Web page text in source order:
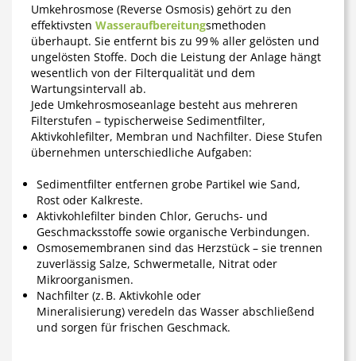
Umkehrosmose (Reverse Osmosis) gehört zu den
effektivsten Wasseraufbereitungsmethoden
überhaupt. Sie entfernt bis zu 99 % aller gelösten und
ungelösten Stoffe. Doch die Leistung der Anlage hängt
wesentlich von der Filterqualität und dem
Wartungsintervall ab.
Jede Umkehrosmoseanlage besteht aus mehreren
Filterstufen – typischerweise Sedimentfilter,
Aktivkohlefilter, Membran und Nachfilter. Diese Stufen
übernehmen unterschiedliche Aufgaben:
Sedimentfilter entfernen grobe Partikel wie Sand,
Rost oder Kalkreste.
Aktivkohlefilter binden Chlor, Geruchs- und
Geschmacksstoffe sowie organische Verbindungen.
Osmosemembranen sind das Herzstück – sie trennen
zuverlässig Salze, Schwermetalle, Nitrat oder
Mikroorganismen.
Nachfilter (z. B. Aktivkohle oder
Mineralisierung) veredeln das Wasser abschließend
und sorgen für frischen Geschmack.